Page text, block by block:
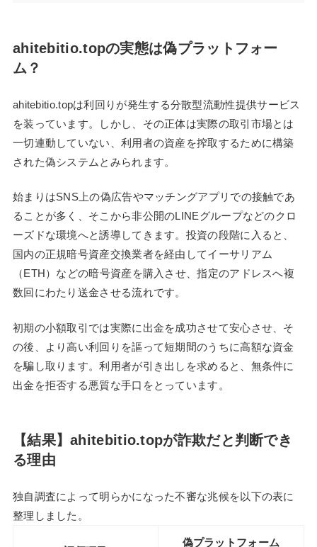
ahitebitio.topの実態は偽プラットフォー
ム？
ahitebitio.topは利回りが発生する分散型流動性提供サービス
を装っています。しかし、その正体は実際の取引市場とは
一切連動していない、利用者の資産を搾取するために構築
された偽システムとみられます。
始まりはSNS上の偽広告やマッチングアプリでの接触であ
ることが多く、そこから非公開のLINEグループなどのクロ
ーズドな環境へと誘導してきます。投資の段階に入ると、
国内の正規暗号資産交換業者を経由してイーサリアム
（ETH）などの暗号資産を購入させ、指定のアドレスへ複
数回にわたり送金させる流れです。
初期の小額取引では実際に出金を成功させて安心させ、そ
の後、より高い利回りを謳って短期間のうちに高額な資金
を騙し取ります。利用者が引き出しを求めると、無条件に
出金を拒否する悪質な手口をとっています。
【結果】ahitebitio.topが詐欺だと判断でき
る理由
独自調査によって明らかになった不審な兆候を以下の表に
整理しました。
偽プラットフォーム